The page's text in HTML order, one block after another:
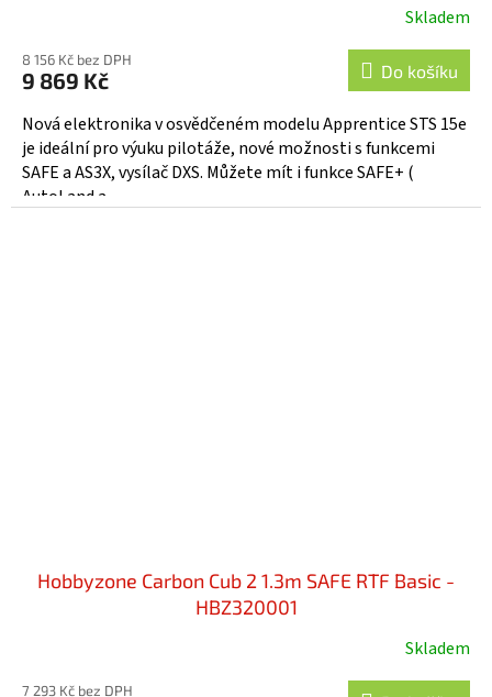
Skladem
8 156 Kč bez DPH
9 869 Kč Do košíku
Nová elektronika v osvědčeném modelu Apprentice STS 15e
je ideální pro výuku pilotáže, nové možnosti s funkcemi
SAFE a AS3X, vysílač DXS. Můžete mít i funkce SAFE+ (
AutoLand a...
Hobbyzone Carbon Cub 2 1.3m SAFE RTF Basic -
HBZ320001
Skladem
7 293 Kč bez DPH